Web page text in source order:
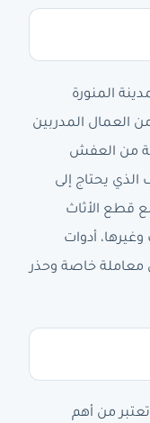
المنورة
المدربين
من العفش
الذي يحتاج إلى
قطع الأثاث
أدوات
معاملة خاصة وحذر
من أهم